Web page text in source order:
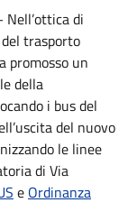
Nell’ottica di
trasporto
promosso un
della
i bus del
del nuovo
le linee
di Via
e Ordinanza